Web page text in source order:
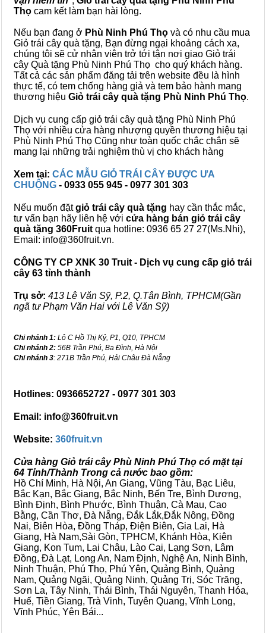
Thọ cam kết làm bạn hài lòng.
Nếu bạn đang ở Phù Ninh Phú Thọ và có nhu cầu mua
Giỏ trái cây quà tặng, Bạn đừng ngại khoảng cách xa,
chúng tôi sẽ cử nhân viên trở tới tận nơi giao Giỏ trái
cây Quà tặng Phù Ninh Phú Thọ cho quý khách hàng.
Tất cả các sản phẩm đăng tải trên website đều là hình
thực tế, có tem chống hàng giả và tem bảo hành mang
thương hiệu Giỏ trái cây quà tặng Phù Ninh Phú Thọ.
Dịch vụ cung cấp giỏ trái cây quà tặng Phù Ninh Phú
Thọ với nhiều cửa hàng nhượng quyền thương hiệu tại
Phù Ninh Phú Thọ Cũng như toàn quốc chắc chắn sẽ
mang lại những trải nghiệm thù vị cho khách hàng
Xem tại: CÁC MẪU GIỎ TRÁI CÂY ĐƯỢC ƯA
CHUỘNG - 0933 055 945 - 0977 301 303
Nếu muốn đặtgiỏ trái cây quà tặng hay cần thắc mắc,
tư vấn bạn hãy liên hệ với cửa hàng bán giỏ trái cây
quà tặng 360Fruit qua hotline: 0936 65 27 27(Ms.Nhi),
Email: info@360fruit.vn.
CÔNG TY CP XNK 30 Truit - Dịch vụ cung cấp giỏ trái
cây 63 tỉnh thành
Trụ sở: 413 Lê Văn Sỹ, P.2, Q.Tân Bình, TPHCM(Gần
ngã tư Phạm Văn Hai với Lê Văn Sỹ)
Chi nhánh 1: Lô C Hồ Thị Kỷ, P1, Q10, TPHCM
Chi nhánh 2: 56B Trần Phú, Ba Đình, Hà Nội
Chi nhánh 3: 271B Trần Phú, Hải Châu Đà Nẵng
Hotlines: 0936652727 - 0977 301 303
Email: info@360fruit.vn
Website: 360fruit.vn
Cửa hàng Giỏ trái cây Phù Ninh Phú Thọ có mặt tại
64 Tỉnh/Thành Trong cả nước bao gồm:
Hồ Chí Minh, Hà Nội, An Giang, Vũng Tàu, Bạc Liêu,
Bắc Kạn, Bắc Giang, Bắc Ninh, Bến Tre, Bình Dương,
Bình Định, Bình Phước, Bình Thuận, Cà Mau, Cao
Bằng, Cần Thơ, Đà Nẵng, Đắk Lắk,Đắk Nông, Đồng
Nai, Biên Hòa, Đồng Tháp, Điện Biên, Gia Lai, Hà
Giang, Hà Nam,Sài Gòn, TPHCM, Khánh Hòa, Kiên
Giang, Kon Tum, Lai Châu, Lào Cai, Lạng Sơn, Lâm
Đồng, Đà Lạt, Long An, Nam Định, Nghệ An, Ninh Bình,
Ninh Thuận, Phú Thọ, Phú Yên, Quảng Bình, Quảng
Nam, Quảng Ngãi, Quảng Ninh, Quảng Trị, Sóc Trăng,
Sơn La, Tây Ninh, Thái Bình, Thái Nguyên, Thanh Hóa,
Huế, Tiền Giang, Trà Vinh, Tuyên Quang, Vĩnh Long,
Vĩnh Phúc, Yên Bái...